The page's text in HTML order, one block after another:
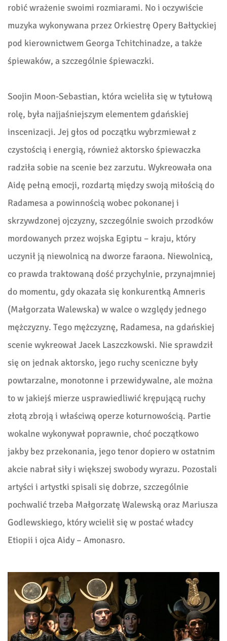
robić wrażenie swoimi rozmiarami. No i oczywiście
muzyka wykonywana przez Orkiestrę Opery Bałtyckiej
pod kierownictwem Georga Tchitchinadze, a także
śpiewaków, a szczególnie śpiewaczki.
Soojin Moon-Sebastian, która wcieliła się w tytułową
rolę, była najjaśniejszym elementem gdańskiej
inscenizacji. Jej głos od początku wybrzmiewał z
czystością i energią, również aktorsko śpiewaczka
radziła sobie na scenie bez zarzutu. Wykreowała ona
Aidę pełną emocji, rozdartą między swoją miłością do
Radamesa a powinnością wobec pokonanej i
skrzywdzonej ojczyzny, szczególnie swoich przodków
mordowanych przez wojska Egiptu – kraju, który
uczynił ją niewolnicą na dworze faraona. Niewolnicą,
co prawda traktowaną dość przychylnie, przynajmniej
do momentu, gdy okazała się konkurentką Amneris
(Małgorzata Walewska) w walce o względy jednego
mężczyzny. Tego mężczyznę, Radamesa, na gdańskiej
scenie wykreował Jacek Laszczkowski. Nie sprawdził
się on jednak aktorsko, jego ruchy sceniczne były
powtarzalne, monotonne i przewidywalne, ale można
to w jakiejś mierze usprawiedliwić krępującą ruchy
złotą zbroją i właściwą operze koturnowością. Partie
wokalne wykonywał poprawnie, choć początkowo
jakby bez przekonania, jego tenor dopiero w ostatnim
akcie nabrał siły i większej swobody wyrazu. Pozostali
artyści i artystki spisali się dobrze, szczególnie
pochwalić trzeba Małgorzatę Walewską oraz Mariusza
Godlewskiego, który wcielił się w postać władcy
Etiopii i ojca Aidy – Amonasro.